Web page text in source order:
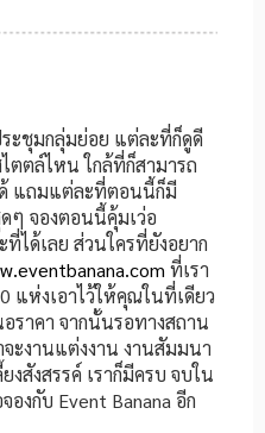
ะชุมกลุ่มย่อย แต่ละที่ก็ดูดี
ตตล์ไหน ใกล้ที่ก็สามารถ
แถมแต่ละที่ตอนนี้ก็มี
ๆ จองตอนนี้คุ้มเว่อ
ได้เลย ส่วนใครที่ยังอยาก
ที่เรา
แห่งเอาไว้ให้คุณในที่เดียว
ราคา จากนั้นรอทางสถาน
ะงานแต่งงาน งานสัมมนา
สังสรรค์ เราก็มีครบ จบใน
องกับ Event Banana อีก